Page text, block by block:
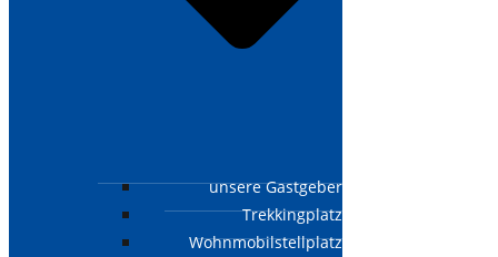
unsere Gastgeber
Trekkingplatz
Wohnmobilstellplatz